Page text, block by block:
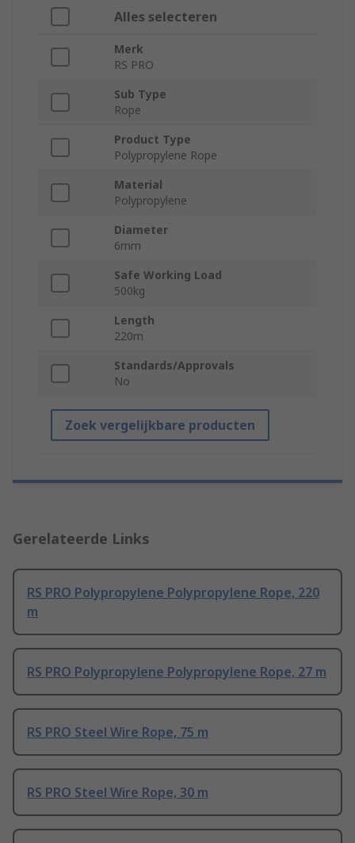
Alles selecteren
Merk
RS PRO
Sub Type
Rope
Product Type
Polypropylene Rope
Material
Polypropylene
Diameter
6mm
Safe Working Load
500kg
Length
220m
Standards/Approvals
No
Zoek vergelijkbare producten
Gerelateerde Links
RS PRO Polypropylene Polypropylene Rope, 220
m
RS PRO Polypropylene Polypropylene Rope, 27 m
RS PRO Steel Wire Rope, 75 m
RS PRO Steel Wire Rope, 30 m